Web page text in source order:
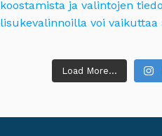
Load More...